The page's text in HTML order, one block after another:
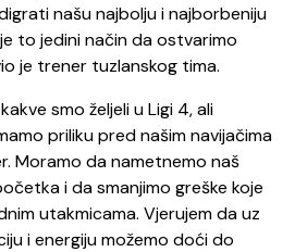
našu najbolju i najborbeniju
to jedini način da ostvarimo
je trener tuzlanskog tima.
smo željeli u Ligi 4, ali
priliku pred našim navijačima
Moramo da nametnemo naš
i da smanjimo greške koje
utakmicama. Vjerujem da uz
i energiju možemo doći do